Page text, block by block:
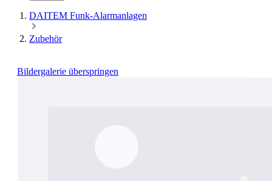
DAITEM Funk-Alarmanlagen
Zubehör
Bildergalerie überspringen